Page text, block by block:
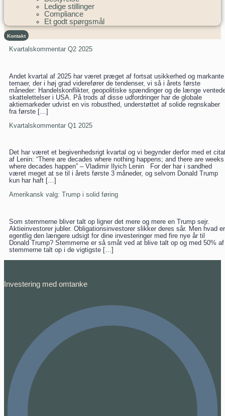
Ledige stillinger
Compliance
Et godt spørgsmål
Kontakt
Kvartalskommentar Q2 2025
Andet kvartal af 2025 har været præget af fortsat usikkerhed og markante
temaer, der i høj grad viderefører de tendenser, vi så i årets første
måneder: Handelskonflikter, geopolitiske spændinger og de længe
skattelettelser i USA. På trods af disse udfordringer har de globale
aktiemarkeder udvist en vis robusthed, understøttet af solide regnskaber
fra første […]
Kvartalskommentar Q1 2025
Det har været et begivenhedsrigt kvartal og vi begynder derfor med et
af Lenin: “There are decades where nothing happens; and there are weeks
where decades happen” – Vladimir Ilyich Lenin For der har i sandhed
været meget at se til i årets første 3 måneder, og selvom Donald Trump
kun har haft […]
Amerikansk valg: Trump i solid føring
Som stemmerne bliver talt op ligner det mere og mere en Trump sejr.
Aktieinvestorer jubler. Obligationsinvestorer slikker deres sår. Men hvad er
egentlig den længere udsigt for dine investeringer med fire nye år til
Donald Trump? Stemmerne er så småt ved at blive talt op og med 50% af
stemmerne talt op i de vigtigste […]
Investering med omtanke